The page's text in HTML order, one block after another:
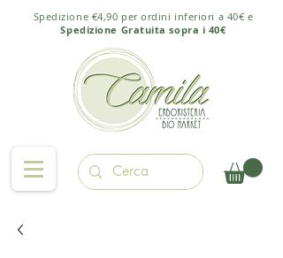
Spedizione €4,90 per ordini inferiori a 40€ e
Spedizione Gratuita sopra i 40€